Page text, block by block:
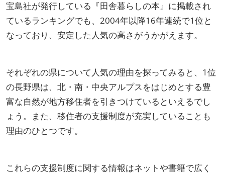
宝島社が発行している『田舎暮らしの本』に掲載され
ているランキングでも、2004年以降16年連続で1位と
なっており、安定した人気の高さがうかがえます。
それぞれの県について人気の理由を探ってみると、1位
の長野県は、北・南・中央アルプスをはじめとする豊
富な自然が地方移住者を引きつけているといえるでし
ょう。また、移住者の支援制度が充実していることも
理由のひとつです。
これらの支援制度に関する情報はネットや書籍で広く